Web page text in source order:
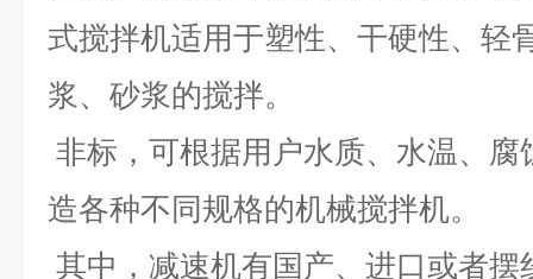
式搅拌机适用于塑性、干硬性、轻
浆、砂浆的搅拌。
非标，可根据用户水质、水温、
造各种不同规格的机械搅拌机。
其中，减速机有国产、进口或者